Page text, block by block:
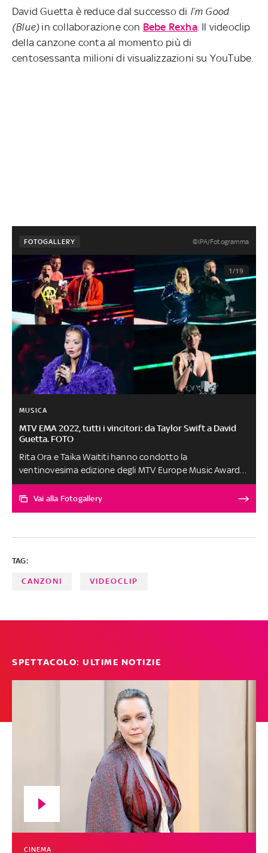
David Guetta è reduce dal successo di I’m Good
(Blue)in collaborazione con Bebe Rexha. Il videoclip
della canzone conta al momento più di
centosessanta milioni di visualizzazioni su YouTube.
FOTOGALLERY ©IPA/Fotogramma
1/19
MUSICA
MTV EMA 2022, tutti i vincitori: da Taylor Swift a David
Guetta. FOTO
Rita Ora e Taika Waititi hanno condotto la
ventinovesima edizione degli MTV Europe Music Awards.
Taylor Swift è stata la grande protagonista della serata
con ben quattro statuette, David Guetta ha vinto nelle
andato ai BTS, i Pinguini Tattici Nucleari hanno trionfato
& Ireland Act e i Muse hanno vinto Best Rock. Tra i
Vai alla Fotogallery
TAG:
CANZONI VIDEOCLIP
SPETTACOLO: ULTIME NOTIZIE
CINEMA